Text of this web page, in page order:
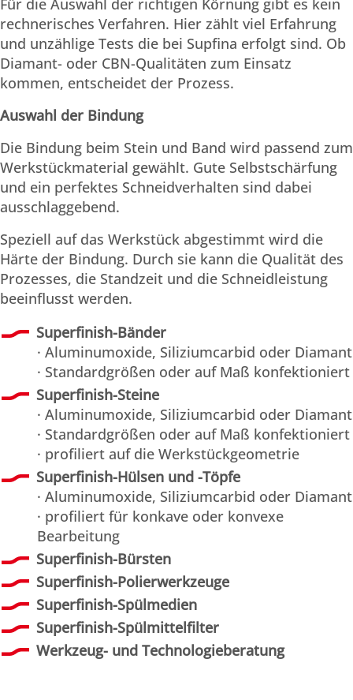
Für die Auswahl der richtigen Körnung gibt es kein
rechnerisches Verfahren. Hier zählt viel Erfahrung
und unzählige Tests die bei Supfina erfolgt sind. Ob
Diamant- oder CBN-Qualitäten zum Einsatz
kommen, entscheidet der Prozess.
Auswahl der Bindung
Die Bindung beim Stein und Band wird passend zum
Werkstückmaterial gewählt. Gute Selbstschärfung
und ein ­perfektes Schneidverhalten sind dabei
ausschlaggebend.
Speziell auf das Werkstück abgestimmt wird die
Härte der Bindung. Durch sie kann die Qualität des
Prozesses, die Standzeit und die Schneidleistung
beeinflusst werden.
Superfinish-Bänder
· Aluminumoxide, Siliziumcarbid oder Diamant
· Standardgrößen oder auf Maß konfektioniert
Superfinish-Steine
· Aluminumoxide, Siliziumcarbid oder Diamant
· Standardgrößen oder auf Maß konfektioniert
· profiliert auf die Werkstückgeometrie
Superfinish-Hülsen und -Töpfe
· Aluminumoxide, Siliziumcarbid oder Diamant
· profiliert für konkave oder konvexe
Bearbeitung
Superfinish-Bürsten
Superfinish-Polierwerkzeuge
Superfinish-Spülmedien
Superfinish-Spülmittelfilter
Werkzeug- und Technologieberatung